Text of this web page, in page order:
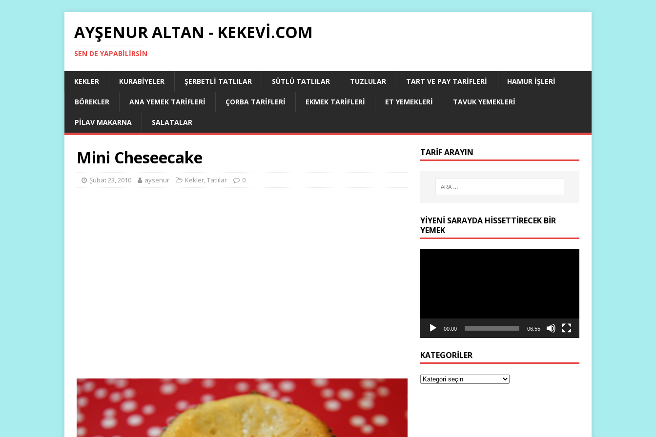
AYŞENUR ALTAN - KEKEVI.COM
SEN DE YAPABILIRSIN
KEKLER KURABIYELER ŞERBETLI TATLILAR SÜTLÜ TATLILAR TUZLULAR TART VE PAY TARIFLERI HAMUR İŞLERI
BÖREKLER ANA YEMEK TARIFLERI ÇORBA TARIFLERI EKMEK TARIFLERI ET YEMEKLERI TAVUK YEMEKLERI
PILAV MAKARNA SALATALAR
Mini Cheseecake
Şubat 23, 2010 aysenur Kekler,Tatlılar 0
TARIF ARAYIN
YIYENI SARAYDA HISSETTIRECEK BIR
YEMEK
00:00 06:55
KATEGORILER